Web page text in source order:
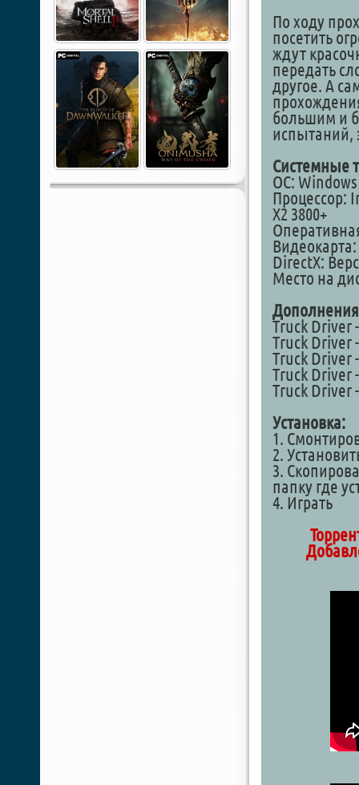
По ходу
посетить
ждут
передать
другое. А
большим и
испытаний,
Системные
ОС: Windows
Процессор:
X2 3800+
DirectX:
Место на
Truck Driver
Truck Driver
Truck Driver
Truck Driver
Truck Driver
Установка:
1.
2.
3.
папку где
4. Играть